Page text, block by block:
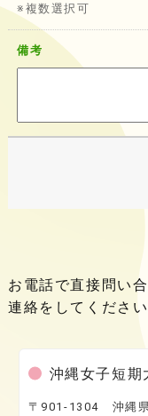
※複数選択可
備考
お電話で直接問い
連絡をしてください
沖縄女子短
〒901-1304 沖縄県